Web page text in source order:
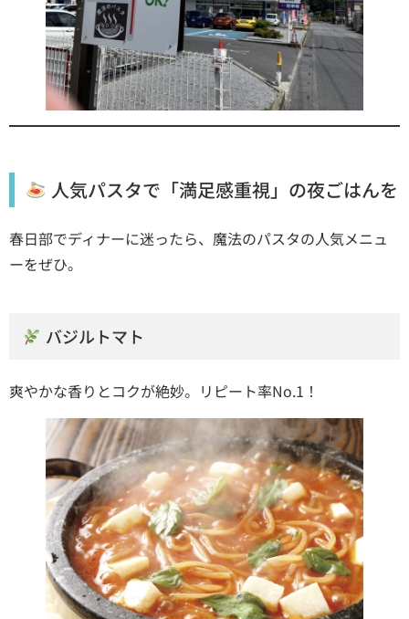
人気パスタで「満足感重視」の夜ごはんを
春日部でディナーに迷ったら、魔法のパスタの人気メニュ
ーをぜひ。
バジルトマト
爽やかな香りとコクが絶妙。リピート率No.1！